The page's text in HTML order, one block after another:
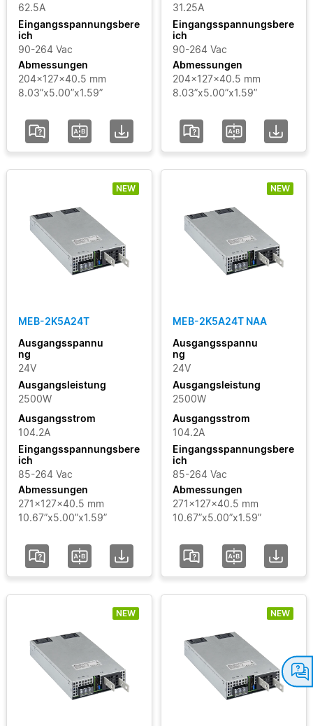
Bereich
Status
löschen
62.5A
Eingangsspannungsbere
ich
90-264 Vac
Abmessungen
204x127x40.5 mm
8.03”x5.00”x1.59”
31.25A
Eingangsspannungsbere
ich
90-264 Vac
Abmessungen
204x127x40.5 mm
8.03”x5.00”x1.59”
NEW
MEB-2K5A24T
Ausgangsspannu
ng
24V
Ausgangsleistung
2500W
Ausgangsstrom
104.2A
Eingangsspannungsbere
ich
85-264 Vac
Abmessungen
271x127x40.5 mm
10.67”x5.00”x1.59”
NEW
MEB-2K5A24T NAA
Ausgangsspannu
ng
24V
Ausgangsleistung
2500W
Ausgangsstrom
104.2A
Eingangsspannungsbere
ich
85-264 Vac
Abmessungen
271x127x40.5 mm
10.67”x5.00”x1.59”
NEW NEW